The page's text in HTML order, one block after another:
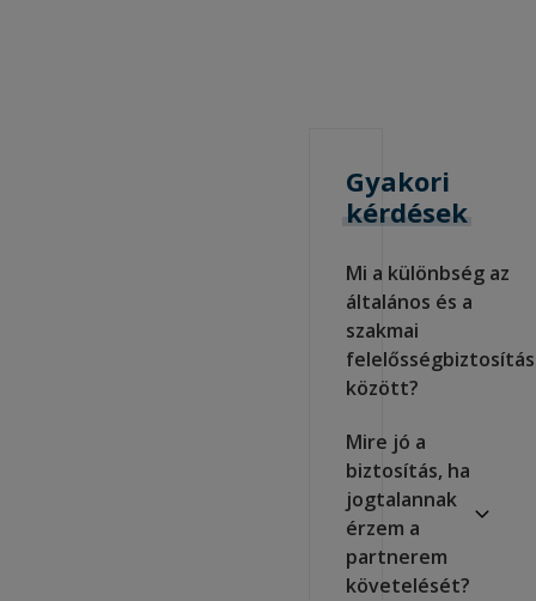
Gyakori
kérdések
Mi a különbség az
általános és a
szakmai
felelősségbiztosítás
között?
Mire jó a
biztosítás, ha
jogtalannak
érzem a
partnerem
követelését?